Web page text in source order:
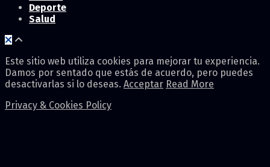
Deporte
Salud
Este sitio web utiliza cookies para mejorar tu experiencia.
Damos por sentado que estás de acuerdo, pero puedes
desactivarlas si lo deseas. Acceptar Read More
Privacy & Cookies Policy